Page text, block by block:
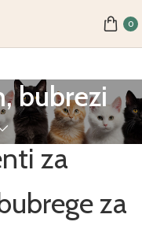
0
bubrezi
za
za